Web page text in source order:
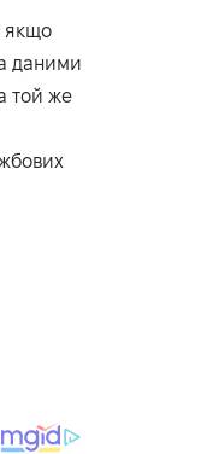
якщо
даними
той же